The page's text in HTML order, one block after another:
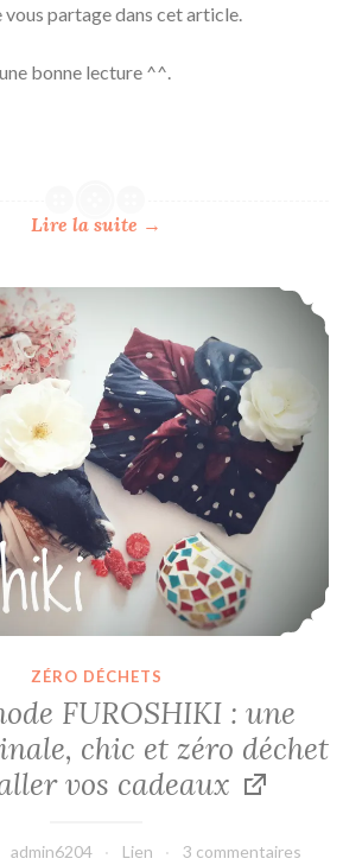
vous partage dans cet article.
bonne lecture ^^.
Lire la suite →
La méthode FUROSHIKI : une façon originale, chic et zéro déchet d’emballer vos cadeaux
ZÉRO DÉCHETS
FUROSHIKI : une
chic et zéro déchet
vos cadeaux
admin6204 Lien 3 commentaires